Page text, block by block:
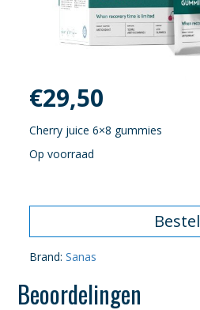
€29,50
Cherry juice 6×8 gummies
Op voorraad
Bestel
Brand:Sanas
Beoordelingen